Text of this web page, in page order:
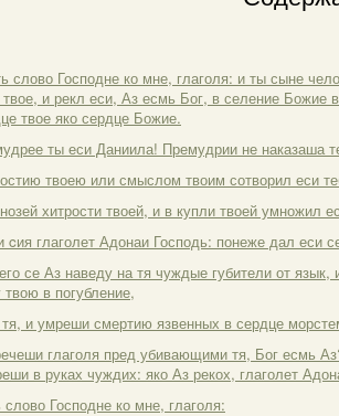
слово Господне ко мне, глаголя: и ты сыне
твое, и рекл еси, Аз есмь Бог, в селение
твое яко сердце Божие.
ты еси Даниила! Премудрии не наказаша
твоею или смыслом твоим сотворил еси
хитрости твоей, и в купли твоей умножил
cия глаголет Адонаи Господь: понеже дал еси
се Аз наведу на тя чуждые губители от
в погубление,
и умреши смертию язвенных в сердце
глаголя пред убивающими тя, Бог есмь
в руках чуждих: яко Аз рекох, глаголет
Господне ко мне, глаголя: